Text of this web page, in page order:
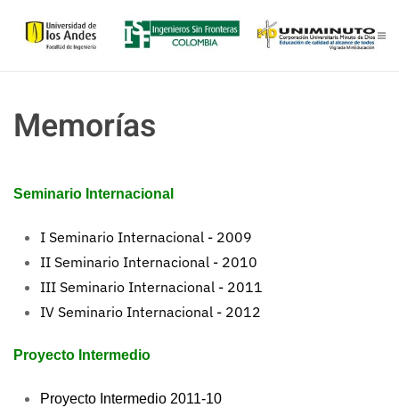
Skip to main content
Memorías
Seminario Internacional
I Seminario Internacional - 2009
II Seminario Internacional - 2010
III Seminario Internacional - 2011
IV Seminario Internacional - 2012
Proyecto Intermedio
Proyecto Intermedio 2011-10